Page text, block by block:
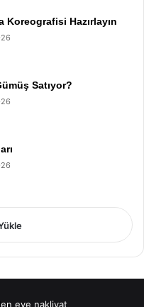
Hazırlayın
Satıyor?
eve nakliyat